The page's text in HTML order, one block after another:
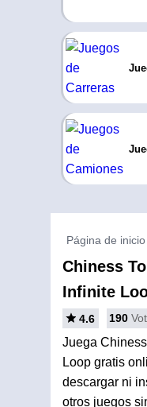
Página de inicio
Chiness
Infinite
4.6 190
Juega
Loop gratis
descargar ni
otros juegos